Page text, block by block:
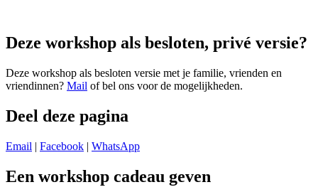
Deze workshop als besloten, privé versie?
Deze workshop als besloten versie met je familie, vrienden en
vriendinnen? Mail of bel ons voor de mogelijkheden.
Deel deze pagina
Email | Facebook | WhatsApp
Een workshop cadeau geven